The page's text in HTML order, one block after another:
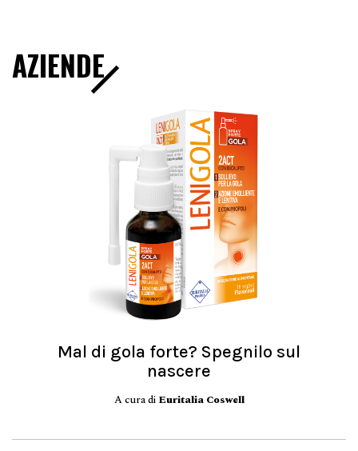
AZIENDE
Mal di gola forte? Spegnilo sul
nascere
A cura di Euritalia Coswell